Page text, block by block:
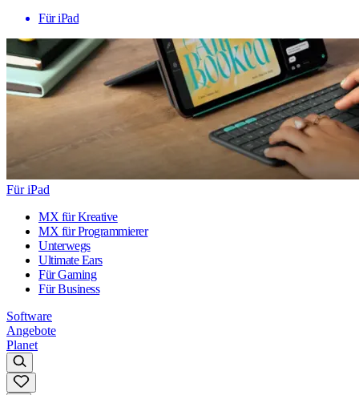
Für iPad
Für iPad
MX für Kreative
MX für Programmierer
Unterwegs
Ultimate Ears
Für Gaming
Für Business
Software
Angebote
Planet